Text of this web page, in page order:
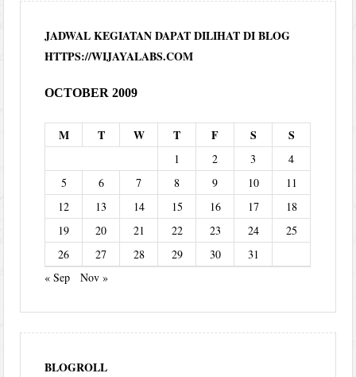
JADWAL KEGIATAN DAPAT DILIHAT DI BLOG
HTTPS://WIJAYALABS.COM
OCTOBER 2009
M T W T F S S
1 2 3
4
5
6 7 8 9 10
11
12
13 14 15 16 17
18
19
20 21 22 23 24
25
26
27 28 29 30
31
« Sep
Nov »
BLOGROLL